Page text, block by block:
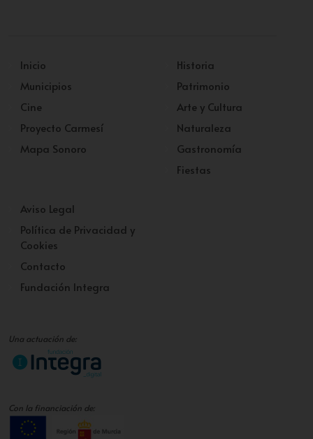
Inicio
Municipios
Cine
Proyecto Carmesí
Mapa Sonoro
Historia
Patrimonio
Arte y Cultura
Naturaleza
Gastronomía
Fiestas
Aviso Legal
Política de Privacidad y
Cookies
Contacto
Fundación Integra
Una actuación de:
Con la financiación de: